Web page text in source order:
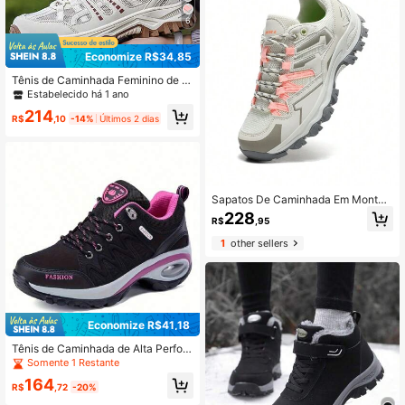
6
Economize R$34,85
Tênis de Caminhada Feminino de Tr
ekking com Malha, Sapatos de Esc
inamento, Cadarço Multicolorido
Estabelecido há 1 ano
R$214,10 -14% Últimos 2 dias
Economize R$41,18
Tênis de Caminhada de Alta Perfor
mance Feminino com Amorteciment
o de Ar para Ambientes Externos
Somente 1 Restante
R$164 ,72 -20%
Sapatos De Caminhada Em Montan
ha Com Rede De Escalada Para Ext
eriores Dengfeng Novos Para Mulh
eres, Botas De Trekking
R$228 ,95
1other sellers